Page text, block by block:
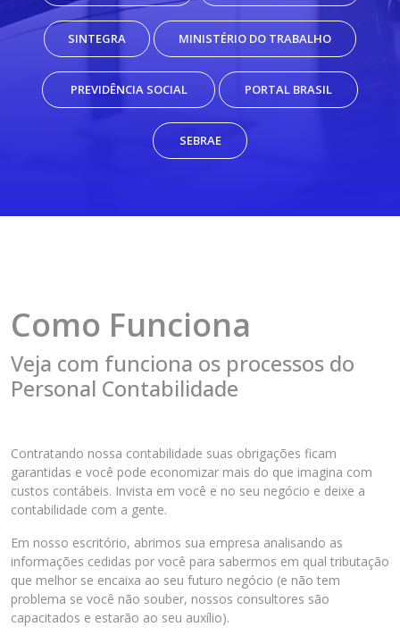
SINTEGRA MINISTÉRIO DO TRABALHO
PREVIDÊNCIA SOCIAL PORTAL BRASIL
SEBRAE
Como Funciona
Veja com funciona os processos do
Personal Contabilidade
Contratando nossa contabilidade suas obrigações ficam
garantidas e você pode economizar mais do que imagina com
custos contábeis. Invista em você e no seu negócio e deixe a
contabilidade com a gente.
Em nosso escritório, abrimos sua empresa analisando as
informações cedidas por você para sabermos em qual tributação
que melhor se encaixa ao seu futuro negócio (e não tem
problema se você não souber, nossos consultores são
capacitados e estarão ao seu auxílio).